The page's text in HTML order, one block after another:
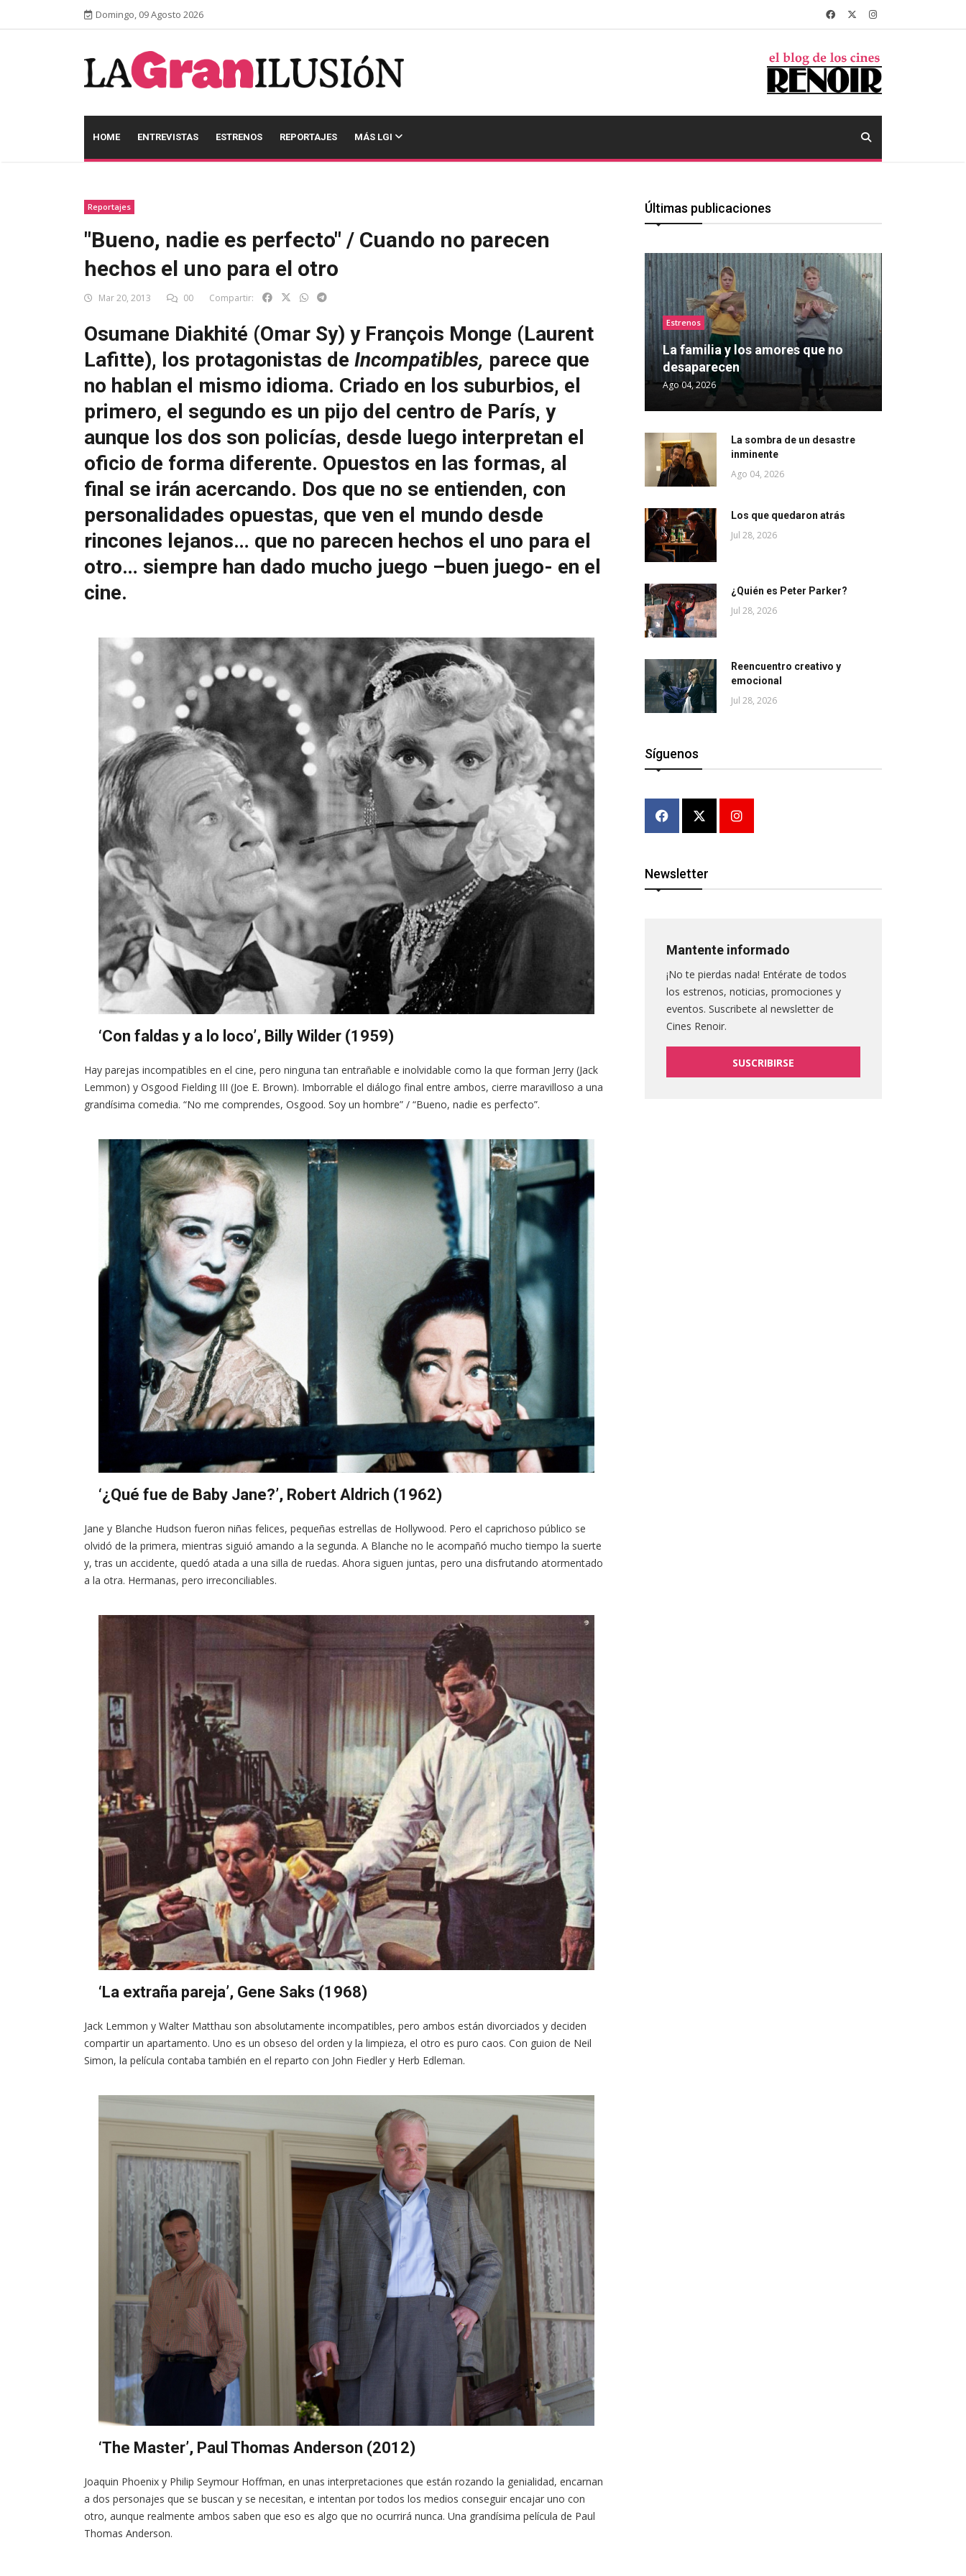
Domingo, 09 Agosto 2026
HOME ENTREVISTAS ESTRENOS REPORTAJES MÁS LGI
Reportajes
"Bueno, nadie es perfecto" / Cuando no parecen
hechos el uno para el otro
Mar 20, 2013 00 Compartir:
Osumane Diakhité (Omar Sy) y François Monge (Laurent
Lafitte), los protagonistas de Incompatibles, parece que
no hablan el mismo idioma. Criado en los suburbios, el
primero, el segundo es un pijo del centro de París, y
aunque los dos son policías, desde luego interpretan el
oficio de forma diferente. Opuestos en las formas, al
final se irán acercando. Dos que no se entienden, con
personalidades opuestas, que ven el mundo desde
rincones lejanos… que no parecen hechos el uno para el
otro… siempre han dado mucho juego –buen juego- en el
cine.
‘Con faldas y a lo loco’, Billy Wilder (1959)
Hay parejas incompatibles en el cine, pero ninguna tan entrañable e inolvidable como la que forman Jerry (Jack
Lemmon) y Osgood Fielding III (Joe E. Brown). Imborrable el diálogo final entre ambos, cierre maravilloso a una
grandísima comedia. “No me comprendes, Osgood. Soy un hombre” / “Bueno, nadie es perfecto”.
‘¿Qué fue de Baby Jane?’, Robert Aldrich (1962)
Jane y Blanche Hudson fueron niñas felices, pequeñas estrellas de Hollywood. Pero el caprichoso público se
olvidó de la primera, mientras siguió amando a la segunda. A Blanche no le acompañó mucho tiempo la suerte
y, tras un accidente, quedó atada a una silla de ruedas. Ahora siguen juntas, pero una disfrutando atormentado
a la otra. Hermanas, pero irreconciliables.
‘La extraña pareja’, Gene Saks (1968)
Jack Lemmon y Walter Matthau son absolutamente incompatibles, pero ambos están divorciados y deciden
compartir un apartamento. Uno es un obseso del orden y la limpieza, el otro es puro caos. Con guion de Neil
Simon, la película contaba también en el reparto con John Fiedler y Herb Edleman.
‘The Master’, Paul Thomas Anderson (2012)
Joaquin Phoenix y Philip Seymour Hoffman, en unas interpretaciones que están rozando la genialidad, encarnan
a dos personajes que se buscan y se necesitan, e intentan por todos los medios conseguir encajar uno con
otro, aunque realmente ambos saben que eso es algo que no ocurrirá nunca. Una grandísima película de Paul
Thomas Anderson.
Últimas publicaciones
Estrenos
La familia y los amores que no
desaparecen
Ago 04, 2026
La sombra de un desastre
inminente
Ago 04, 2026
Los que quedaron atrás
Jul 28, 2026
¿Quién es Peter Parker?
Jul 28, 2026
Reencuentro creativo y
emocional
Jul 28, 2026
Síguenos
Newsletter
Mantente informado
¡No te pierdas nada! Entérate de todos
los estrenos, noticias, promociones y
eventos. Suscribete al newsletter de
Cines Renoir.
SUSCRIBIRSE